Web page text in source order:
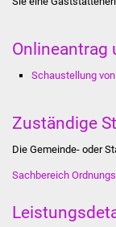
Onlineantrag
Schaustellung
Zuständige
Die Gemeinde- oder
Sachbereich